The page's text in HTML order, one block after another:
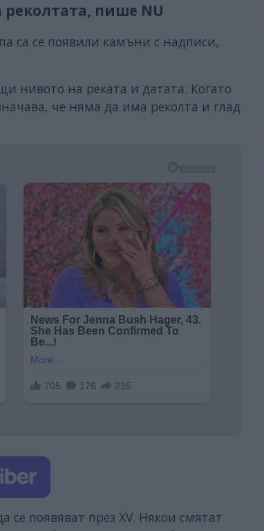
пише NU
са се появили камъни с надписи,
нивото на реката и датата. Когато
че няма да има реколта и глад
появяват през XV. Някои смятат